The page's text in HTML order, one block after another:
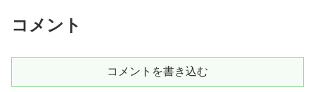
コメント
コメントを書き込む